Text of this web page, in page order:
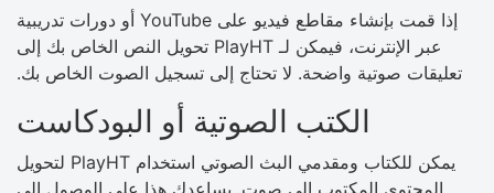
إذا قمت بإنشاء مقاطع فيديو على YouTube أو دورات تدريبية
عبر الإنترنت، فيمكن لـ PlayHT تحويل النص الخاص بك إلى
تعليقات صوتية واضحة. لا تحتاج إلى تسجيل الصوت الخاص بك.
الكتب الصوتية أو البودكاست
يمكن للكتاب ومقدمي البث الصوتي استخدام PlayHT لتحويل